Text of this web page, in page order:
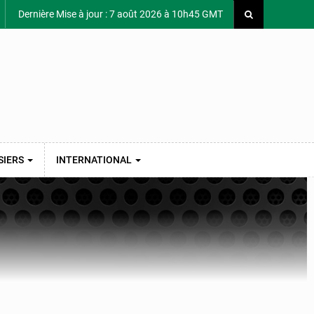
Dernière Mise à jour : 7 août 2026 à 10h45 GMT
INTERNATIONAL